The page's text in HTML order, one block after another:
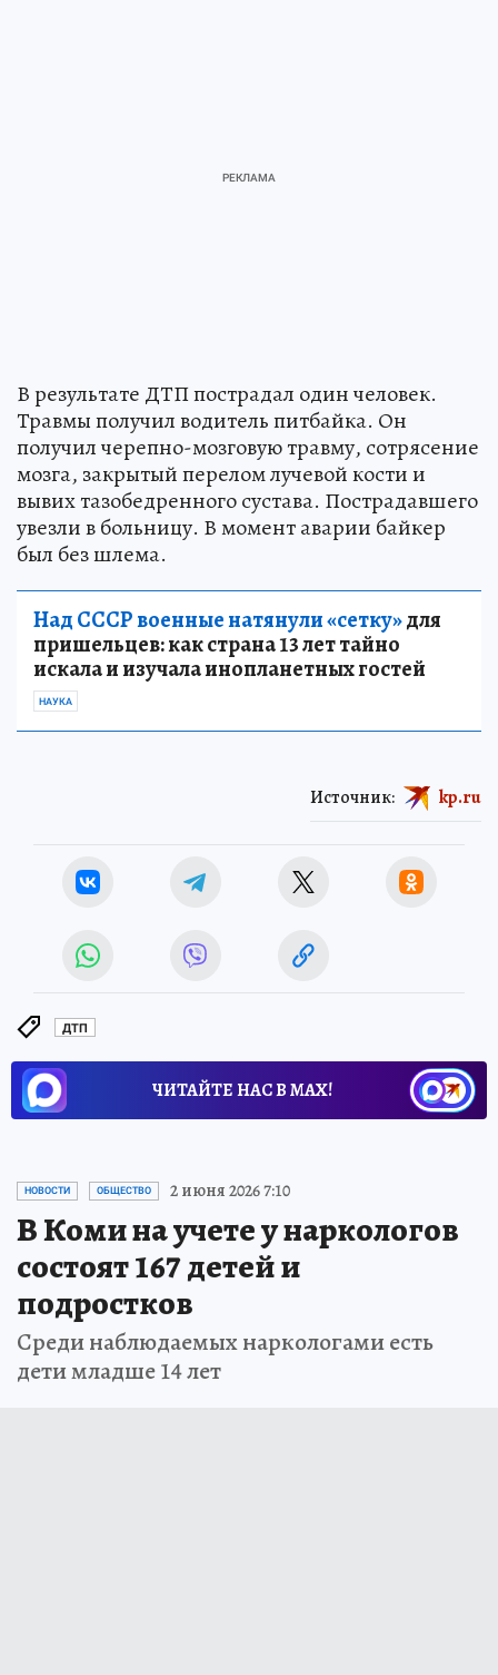
В результате ДТП пострадал один человек.
Травмы получил водитель питбайка. Он
получил черепно-мозговую травму, сотрясение
мозга, закрытый перелом лучевой кости и
вывих тазобедренного сустава. Пострадавшего
увезли в больницу. В момент аварии байкер
был без шлема.
Над СССР военные натянули «сетку»для
пришельцев: как страна 13 лет тайно
искала и изучала инопланетных гостей
НАУКА
Источник: kp.ru
ДТП
ЧИТАЙТЕ НАС В МАХ!
НОВОСТИ ОБЩЕСТВО 2 июня 2026 7:10
В Коми на учете у наркологов
состоят 167 детей и
подростков
Среди наблюдаемых наркологами есть
дети младше 14 лет